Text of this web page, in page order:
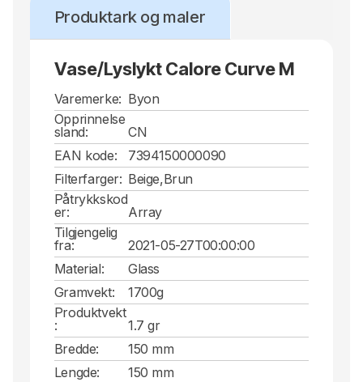
Produktark og maler
Vase/Lyslykt Calore Curve M
Varemerke: Byon
Opprinnelse
sland:
CN
EAN kode:
7394150000090
Filterfarger: Beige,Brun
Påtrykkskod
er:
Array
Tilgjengelig
fra:
2021-05-27T00:00:00
Material:
Glass
Gramvekt:
1700g
Produktvekt
:
1.7 gr
Bredde:
150 mm
Lengde:
150 mm